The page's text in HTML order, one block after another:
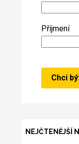
Příjmení
NEJČTENĚJŠÍ